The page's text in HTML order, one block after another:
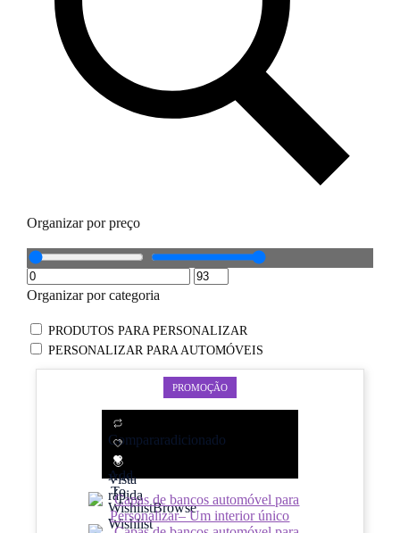
Organizar por preço
Organizar por categoria
PRODUTOS PARA PERSONALIZAR
PERSONALIZAR PARA AUTOMÓVEIS
PROMOÇÃO
Compararadicionado
Add
To
WishlistBrowse
Wishlist
Vista
rápida